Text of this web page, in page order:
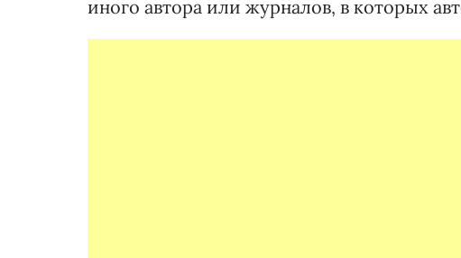
иного автора или журналов, в которых